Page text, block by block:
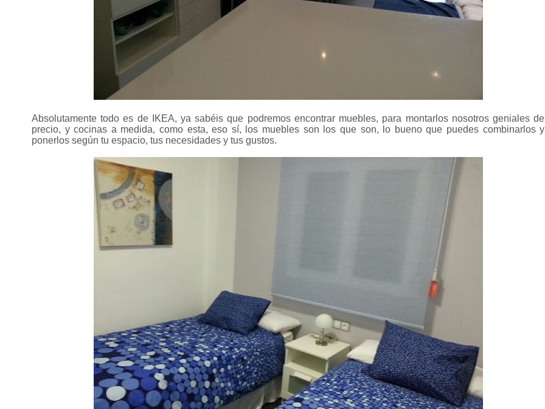
Absolutamente todo es de IKEA, ya sabéis que podremos encontrar muebles, para montarlos nosotros geniales de
precio, y cocinas a medida, como esta, eso sí, los muebles son los que son, lo bueno que puedes combinarlos y
ponerlos según tu espacio, tus necesidades y tus gustos.